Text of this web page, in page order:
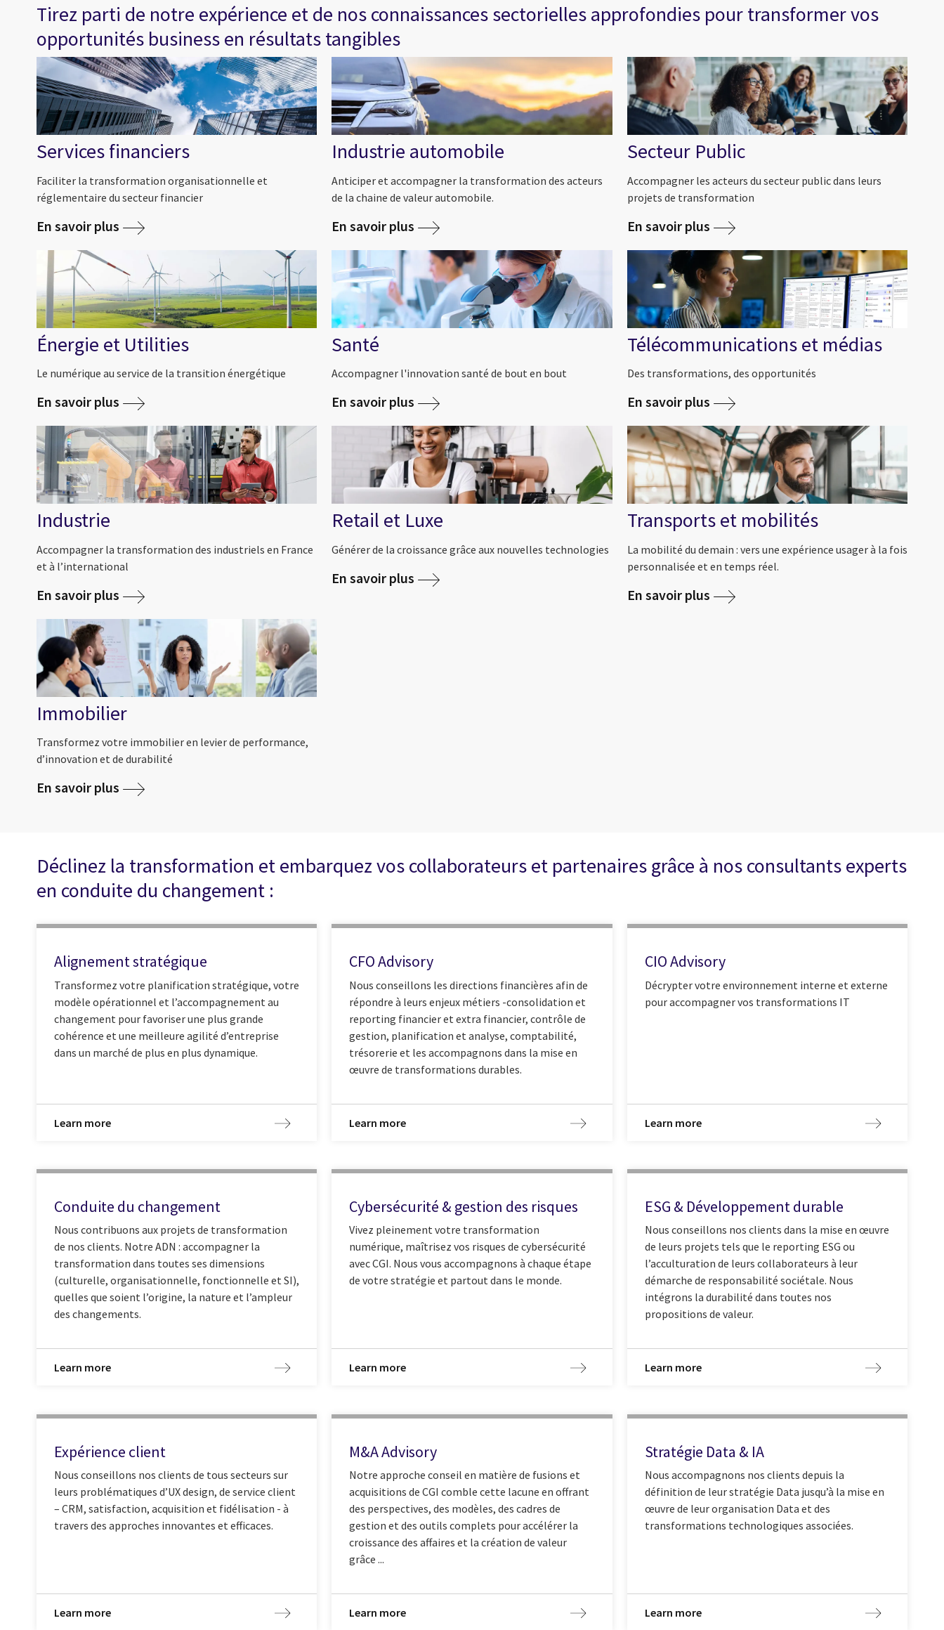
Tirez parti de notre expérience et de nos connaissances sectorielles approfondies pour transformer vos
opportunités business en résultats tangibles
Services financiers
Faciliter la transformation organisationnelle et
réglementaire du secteur financier
En savoir plus
Énergie et Utilities
Le numérique au service de la transition énergétique
En savoir plus
Industrie
Accompagner la transformation des industriels en France
et à l’international
En savoir plus
Immobilier
Transformez votre immobilier en levier de performance,
d’innovation et de durabilité
En savoir plus
Industrie automobile
Anticiper et accompagner la transformation des acteurs
de la chaine de valeur automobile.
En savoir plus
Santé
Accompagner l'innovation santé de bout en bout
En savoir plus
Retail et Luxe
Générer de la croissance grâce aux nouvelles technologies
En savoir plus
Secteur Public
Accompagner les acteurs du secteur public dans leurs
projets de transformation
En savoir plus
Télécommunications et médias
Des transformations, des opportunités
En savoir plus
Transports et mobilités
La mobilité du demain : vers une expérience usager à la fois
personnalisée et en temps réel.
En savoir plus
Déclinez la transformation et embarquez vos collaborateurs et partenaires grâce à nos consultants experts
en conduite du changement :
Alignement stratégique
Transformez votre planification stratégique, votre
modèle opérationnel et l’accompagnement au
changement pour favoriser une plus grande
cohérence et une meilleure agilité d’entreprise
dans un marché de plus en plus dynamique.
Learn more
CFO Advisory
Nous conseillons les directions financières afin de
répondre à leurs enjeux métiers -consolidation et
reporting financier et extra financier, contrôle de
gestion, planification et analyse, comptabilité,
trésorerie et les accompagnons dans la mise en
œuvre de transformations durables.
Learn more
CIO Advisory
Décrypter votre environnement interne et externe
pour accompagner vos transformations IT
Learn more
Conduite du changement
Nous contribuons aux projets de transformation
de nos clients. Notre ADN : accompagner la
transformation dans toutes ses dimensions
(culturelle, organisationnelle, fonctionnelle et SI),
quelles que soient l’origine, la nature et l’ampleur
des changements.
Learn more
Cybersécurité & gestion des risques
Vivez pleinement votre transformation
numérique, maîtrisez vos risques de cybersécurité
avec CGI. Nous vous accompagnons à chaque étape
de votre stratégie et partout dans le monde.
Learn more
ESG & Développement durable
Nous conseillons nos clients dans la mise en œuvre
de leurs projets tels que le reporting ESG ou
l’acculturation de leurs collaborateurs à leur
démarche de responsabilité sociétale. Nous
intégrons la durabilité dans toutes nos
propositions de valeur.
Learn more
Expérience client
Nous conseillons nos clients de tous secteurs sur
leurs problématiques d’UX design, de service client
– CRM, satisfaction, acquisition et fidélisation - à
travers des approches innovantes et efficaces.
Learn more
M&A Advisory
Notre approche conseil en matière de fusions et
acquisitions de CGI comble cette lacune en offrant
des perspectives, des modèles, des cadres de
gestion et des outils complets pour accélérer la
croissance des affaires et la création de valeur
grâce ...
Learn more
Stratégie Data & IA
Nous accompagnons nos clients depuis la
définition de leur stratégie Data jusqu’à la mise en
œuvre de leur organisation Data et des
transformations technologiques associées.
Learn more